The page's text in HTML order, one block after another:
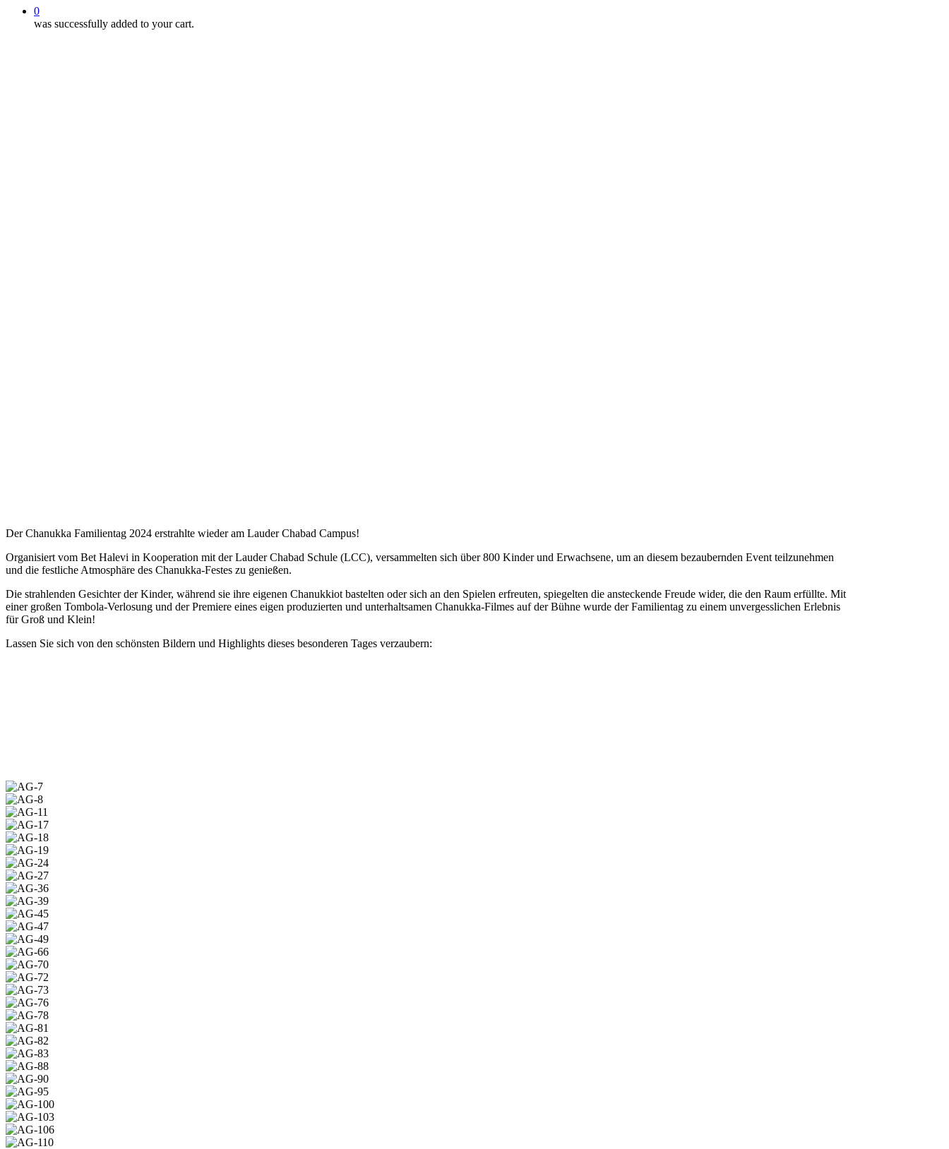
0
was successfully added to your cart.
Das war der Chanukka Familientag 2024
Der Chanukka Familientag 2024 erstrahlte wieder am Lauder Chabad Campus!
Organisiert vom Bet Halevi in Kooperation mit der Lauder Chabad Schule (LCC), versammelten sich über 800 Kinder und Erwachsene, um an diesem bezaubernden Event teilzunehmen
und die festliche Atmosphäre des Chanukka-Festes zu genießen.
Die strahlenden Gesichter der Kinder, während sie ihre eigenen Chanukkiot bastelten oder sich an den Spielen erfreuten, spiegelten die ansteckende Freude wider, die den Raum erfüllte. Mit
einer großen Tombola-Verlosung und der Premiere eines eigen produzierten und unterhaltsamen Chanukka-Filmes auf der Bühne wurde der Familientag zu einem unvergesslichen Erlebnis
für Groß und Klein!
Lassen Sie sich von den schönsten Bildern und Highlights dieses besonderen Tages verzaubern:
AG-
7
AG-
8
AG-
11
AG-
17
AG-
18
AG-
19
AG-
24
AG-
27
AG-
36
AG-
39
AG-
45
AG-
47
AG-
49
AG-
66
AG-
70
AG-
72
AG-
73
AG-
76
AG-
78
AG-
81
AG-
82
AG-
83
AG-
88
AG-
90
AG-
95
AG-
100
AG-
103
AG-